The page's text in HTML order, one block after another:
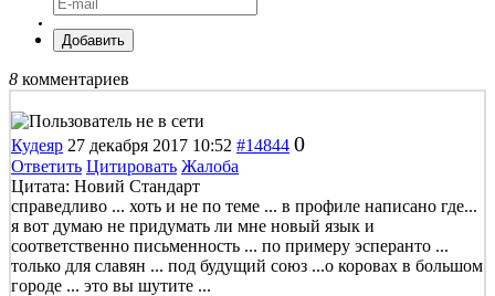
Добавить
8 комментариев
Кудеяр 27 декабря 2017 10:52 #14844 0
Ответить Цитировать Жалоба
Цитата: Новий Стандарт
справедливо ... хоть и не по теме ... в профиле написано где...
я вот думаю не придумать ли мне новый язык и
соответственно письменность ... по примеру эсперанто ...
только для славян ... под будущий союз ...о коровах в большом
городе ... это вы шутите ...